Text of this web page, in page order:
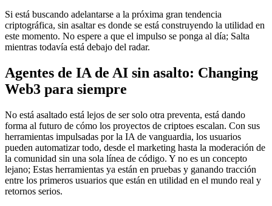
Si está buscando adelantarse a la próxima gran tendencia
criptográfica, sin asaltar es donde se está construyendo la utilidad en
este momento. No espere a que el impulso se ponga al día; Salta
mientras todavía está debajo del radar.
Agentes de IA de AI sin asalto: Changing
Web3 para siempre
No está asaltado está lejos de ser solo otra preventa, está dando
forma al futuro de cómo los proyectos de criptoes escalan. Con sus
herramientas impulsadas por la IA de vanguardia, los usuarios
pueden automatizar todo, desde el marketing hasta la moderación de
la comunidad sin una sola línea de código. Y no es un concepto
lejano; Estas herramientas ya están en pruebas y ganando tracción
entre los primeros usuarios que están en utilidad en el mundo real y
retornos serios.